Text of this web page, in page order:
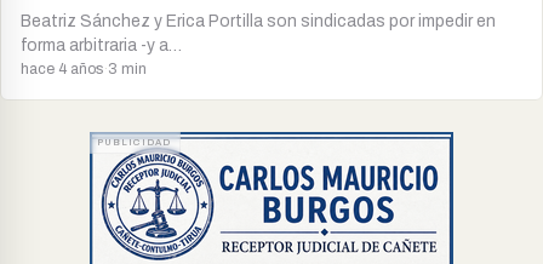
Beatriz Sánchez y Erica Portilla son sindicadas por impedir en
forma arbitraria -y a…
hace 4 años·3 min